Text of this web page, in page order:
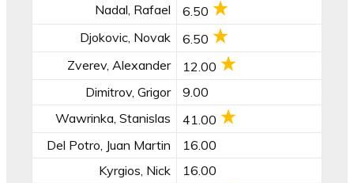
Nadal, Rafael
6.50
Djokovic, Novak
6.50
Zverev, Alexander
12.00
Dimitrov, Grigor
9.00
Wawrinka, Stanislas
41.00
Del Potro, Juan Martin
16.00
Kyrgios, Nick
16.00